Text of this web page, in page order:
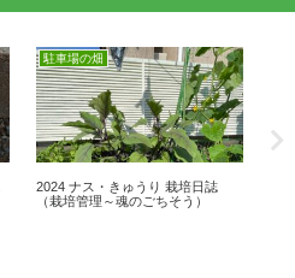
駐車場の畑
2024 ナス・きゅうり 栽培日誌
（栽培管理～魂のごちそう）